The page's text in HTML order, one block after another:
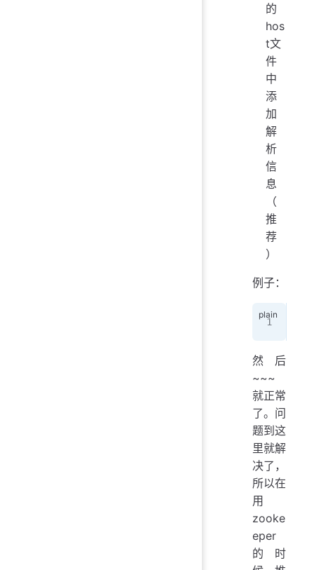
的
hos
t文
件
中
添
加
解
析
信
息
（
推
荐
）
例子：
然后
~~~
就正常
了。问
题到这
里就解
决了，
所以在
用
zooke
eper
的时